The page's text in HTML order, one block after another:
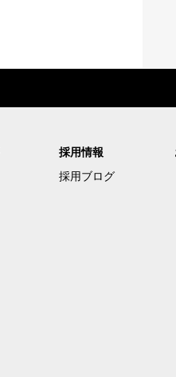
採用情報
採用ブログ